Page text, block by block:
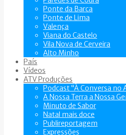
Ponte da Barca
Ponte de Lima
Valença
Viana do Castelo
Vila Nova de Cerveira
Alto Minho
País
Vídeos
ATV Produções
Podcast “À Conversa no
A Nossa Terra a Nossa
Minuto de Sabor
Natal mais doce
Publireportagem
Expressões